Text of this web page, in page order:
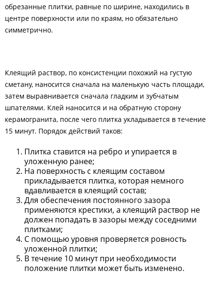
обрезанные плитки, равные по ширине, находились в
центре поверхности или по краям, но обязательно
симметрично.
Клеящий раствор, по консистенции похожий на густую
сметану, наносится сначала на маленькую часть площади,
затем выравнивается сначала гладким и зубчатым
шпателями. Клей наносится и на обратную сторону
керамогранита, после чего плитка укладывается в течение
15 минут. Порядок действий таков:
Плитка ставится на ребро и упирается в
уложенную ранее;
На поверхность с клеящим составом
прикладывается плитка, которая немного
вдавливается в клеящий состав;
Для обеспечения постоянного зазора
применяются крестики, а клеящий раствор не
должен попадать в зазоры между соседними
плитками;
С помощью уровня проверяется ровность
уложенной плитки;
В течение 10 минут при необходимости
положение плитки может быть изменено.